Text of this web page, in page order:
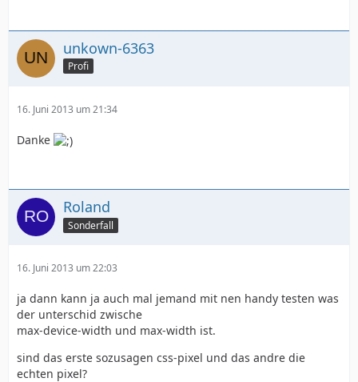
unkown-6363
Profi
16. Juni 2013 um 21:34
Danke
Roland
Sonderfall
16. Juni 2013 um 22:03
ja dann kann ja auch mal jemand mit nen handy testen was
der unterschid zwische
max-device-width und max-width ist.
sind das erste sozusagen css-pixel und das andre die
echten pixel?